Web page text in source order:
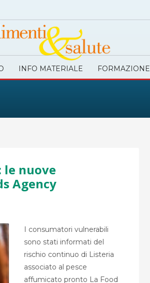
INFO MATERIALE FORMAZIONE
le nuove
Agency
I consumatori vulnerabili
sono stati informati del
rischio continuo di Listeria
associato al pesce
affumicato pronto La Food